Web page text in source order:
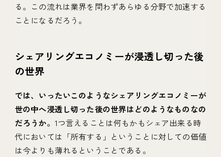
る。この流れは業界を問わずあらゆる分野で加速する
ことになるだろう。
シェアリングエコノミーが浸透し切った後
の世界
では、いったいこのようなシェアリングエコノミーが
世の中へ浸透し切った後の世界はどのようなものなの
だろうか。 1つ言えることは何もかもシェア出来る時
代においては「所有する」ということに対しての価値
は今よりも薄れるということである。